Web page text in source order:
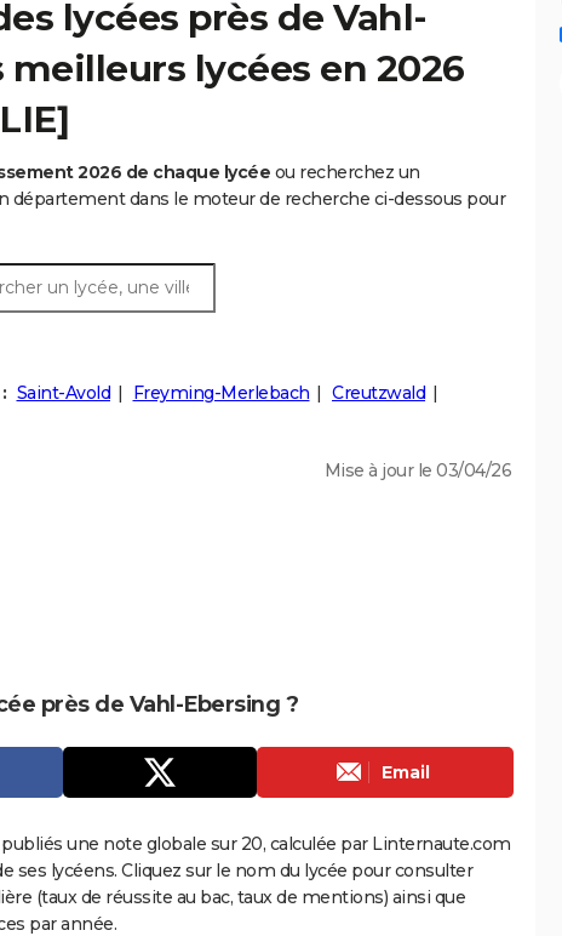
lycées près de Vahl-
meilleurs lycées en 2026
2026 de chaque lycée ou recherchez un
département dans le moteur de recherche ci-dessous pour
Saint-Avold Freyming-Merlebach
Creutzwald
Mise à jour le 03/04/26
près de Vahl-Ebersing ?
Email
une note globale sur 20, calculée par Linternaute.com
ses lycéens. Cliquez sur le nom du lycée pour consulter
(taux de réussite au bac, taux de mentions) ainsi que
par année.